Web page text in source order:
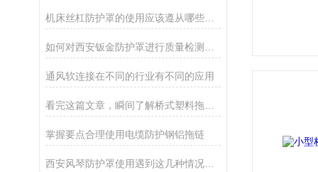
机床丝杠防护罩的使用应该遵从哪些规范及要求
通风软连接在不同的行业有不同的应用
看完这篇文章，瞬间了解桥式塑料拖链了
掌握要点合理使用电缆防护钢铝拖链
西安风琴防护罩使用遇到这几种情况不要慌